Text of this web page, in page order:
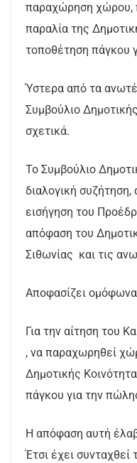
παραχώρηση χώρου,
παραλία της
τοποθέτηση πάγκου
Ύστερα από τα
Συμβούλιο
σχετικά.
Το Συμβούλιο
διαλογική
εισήγηση του
απόφαση του
Σιθωνίας και τις
Αποφασίζει ομόφωνα
Για την αίτηση του
, να παραχωρηθεί
Δημοτικής
πάγκου για την
Η απόφαση αυτή
Έτσι έχει συνταχθεί